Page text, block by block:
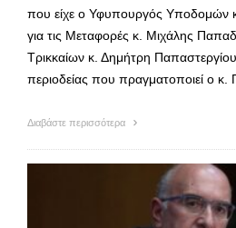
που είχε ο Υφυπουργός Υποδομών
για τις Μεταφορές κ. Μιχάλης
Τρικκαίων κ. Δημήτρη
περιοδείας που πραγματοποιεί ο
Διαβάστε περισσότερα